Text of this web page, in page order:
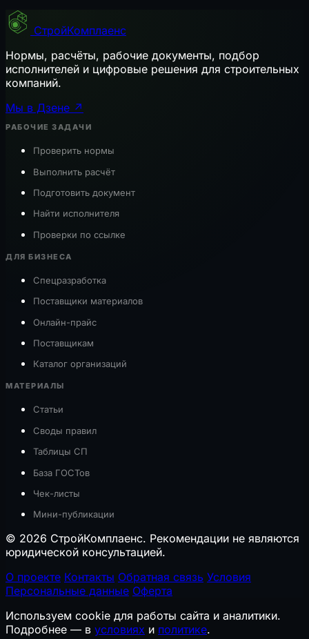
СтройКомплаенс
Нормы, расчёты, рабочие документы, подбор
исполнителей и цифровые решения для строительных
компаний.
Мы в Дзене ↗
РАБОЧИЕ ЗАДАЧИ
Проверить нормы
Выполнить расчёт
Подготовить документ
Найти исполнителя
Проверки по ссылке
ДЛЯ БИЗНЕСА
Спецразработка
Поставщики материалов
Онлайн-прайс
Поставщикам
Каталог организаций
МАТЕРИАЛЫ
Статьи
Своды правил
Таблицы СП
База ГОСТов
Чек-листы
Мини-публикации
© 2026 СтройКомплаенс. Рекомендации не являются
юридической консультацией.
О проекте Контакты Обратная связь Условия
Персональные данные Оферта
Используем cookie для работы сайта и аналитики.
Подробнее — в условиях и политике.